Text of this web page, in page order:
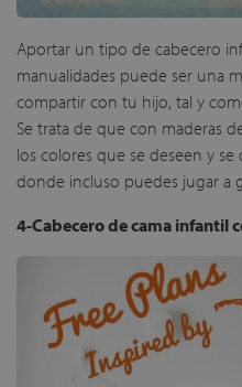
Aportar un tipo de cabecero
manualidades puede ser una
compartir con tu hijo, tal y
Se trata de que con maderas
los colores que se deseen y
donde incluso puedes jugar a
4-Cabecero de cama infantil